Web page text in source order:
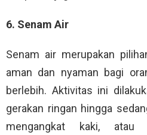
6. Senam Air
Senam air merupakan
aman dan nyaman bagi
berlebih. Aktivitas ini
gerakan ringan hingga
mengangkat kaki, atau